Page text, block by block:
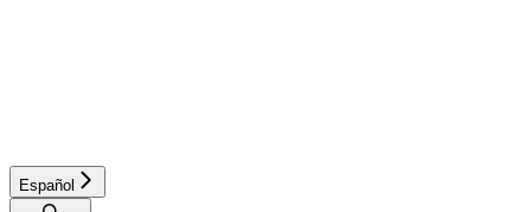
Español